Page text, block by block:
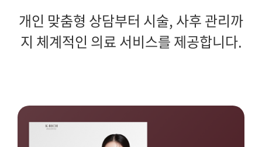
개인 맞춤형 상담부터 시술, 사후 관리까
지 체계적인 의료 서비스를 제공합니다.